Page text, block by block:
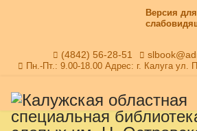
Версия для
(4842) 56-28-51
Пн.-Пт.: 9.00-18.00 Адрес: г. Калуга ул.